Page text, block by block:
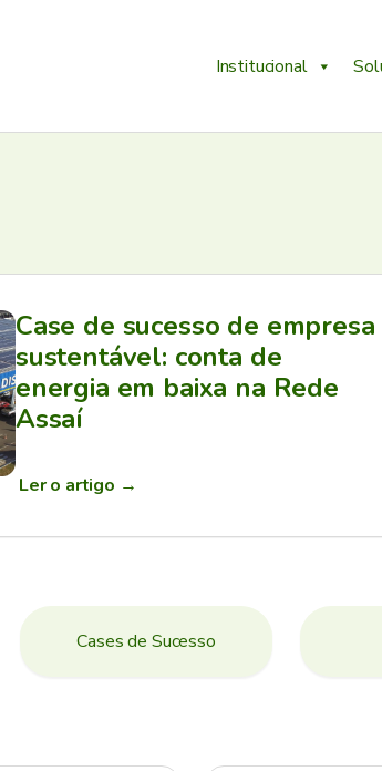
Institucional
Case de sucesso de empresa
sustentável: conta de
energia em baixa na Rede
Assaí
Ler o artigo →
Cases de Sucesso